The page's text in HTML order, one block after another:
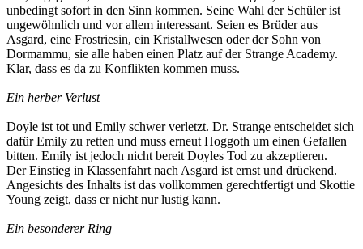
unbedingt sofort in den Sinn kommen. Seine Wahl der Schüler ist
ungewöhnlich und vor allem interessant. Seien es Brüder aus
Asgard, eine Frostriesin, ein Kristallwesen oder der Sohn von
Dormammu, sie alle haben einen Platz auf der Strange Academy.
Klar, dass es da zu Konflikten kommen muss.
Ein herber Verlust
Doyle ist tot und Emily schwer verletzt. Dr. Strange entscheidet sich
dafür Emily zu retten und muss erneut Hoggoth um einen Gefallen
bitten. Emily ist jedoch nicht bereit Doyles Tod zu akzeptieren.
Der Einstieg in Klassenfahrt nach Asgard ist ernst und drückend.
Angesichts des Inhalts ist das vollkommen gerechtfertigt und Skottie
Young zeigt, dass er nicht nur lustig kann.
Ein besonderer Ring